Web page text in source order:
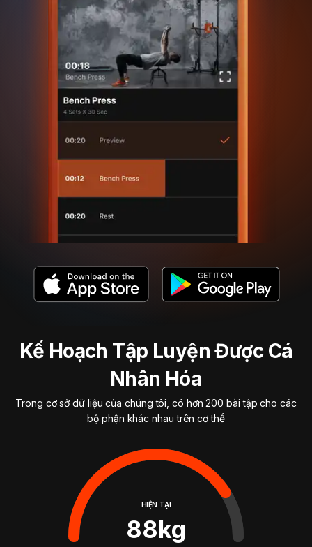
Kế Hoạch Tập Luyện Được Cá
Nhân Hóa
Trong cơ sở dữ liệu của chúng tôi, có hơn 200 bài tập cho các
bộ phận khác nhau trên cơ thể
HIỆN TẠI
88kg